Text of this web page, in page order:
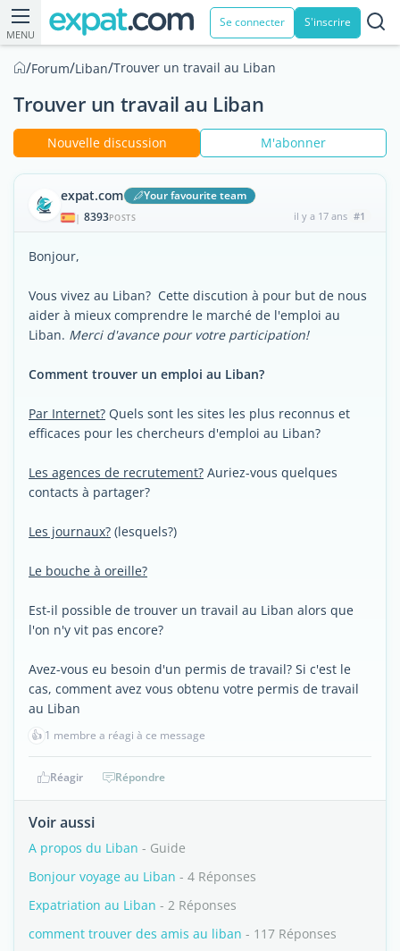
MENU
Se connecter S'inscrire
/Forum/Liban/Trouver un travail au Liban
Trouver un travail au Liban
Nouvelle discussion M'abonner
expat.com Your favourite team
| 8393POSTS il y a 17 ans #1
Bonjour,
Vous vivez au Liban? Cette discution à pour but de nous
aider à mieux comprendre le marché de l'emploi au
Liban. Merci d'avance pour votre participation!
Comment trouver un emploi au Liban?
Par Internet? Quels sont les sites les plus reconnus et
efficaces pour les chercheurs d'emploi au Liban?
Les agences de recrutement? Auriez-vous quelques
contacts à partager?
Les journaux? (lesquels?)
Le bouche à oreille?
Est-il possible de trouver un travail au Liban alors que
l'on n'y vit pas encore?
Avez-vous eu besoin d'un permis de travail? Si c'est le
cas, comment avez vous obtenu votre permis de travail
au Liban
👍 1 membre a réagi à ce message
Réagir Répondre
Voir aussi
A propos du Liban - Guide
Bonjour voyage au Liban - 4 Réponses
Expatriation au Liban - 2 Réponses
comment trouver des amis au liban - 117 Réponses